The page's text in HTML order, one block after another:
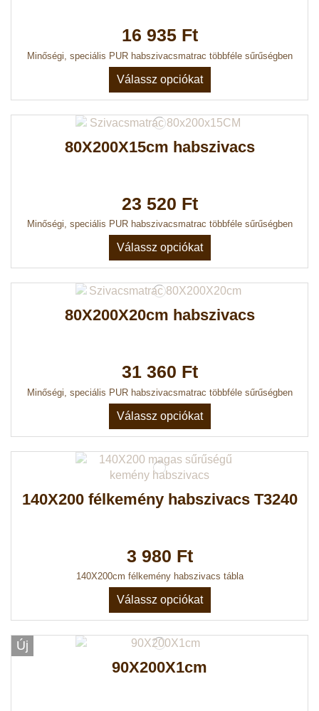
16 935 Ft
Minőségi, speciális PUR habszivacsmatrac többféle sűrűségben
Válassz opciókat
80X200X15cm habszivacs
23 520 Ft
Minőségi, speciális PUR habszivacsmatrac többféle sűrűségben
Válassz opciókat
80X200X20cm habszivacs
31 360 Ft
Minőségi, speciális PUR habszivacsmatrac többféle sűrűségben
Válassz opciókat
140X200 félkemény habszivacs T3240
3 980 Ft
140X200cm félkemény habszivacs tábla
Válassz opciókat
Új
90X200X1cm